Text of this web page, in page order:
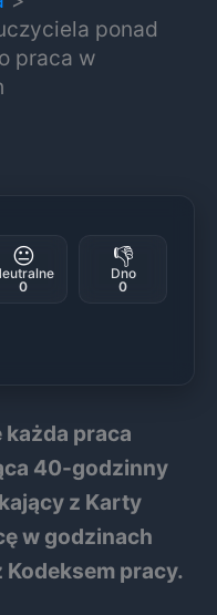
ponad
praca w
😐
0
👎
Dno
0
każda praca
40-godzinny
z Karty
w godzinach
pracy.